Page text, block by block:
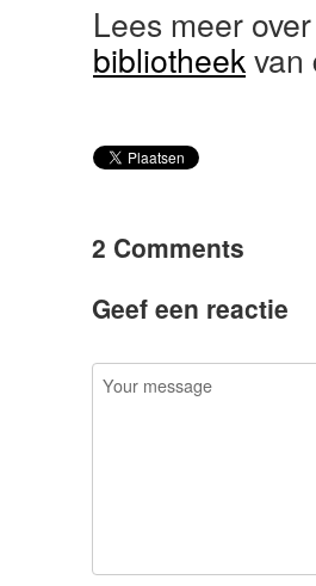
Lees meer
bibliotheekvan
2 Comments
Geef een reactie